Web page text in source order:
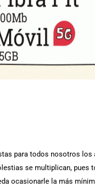
para todos nosotros los
se multiplican, pues
ocasionarle la más